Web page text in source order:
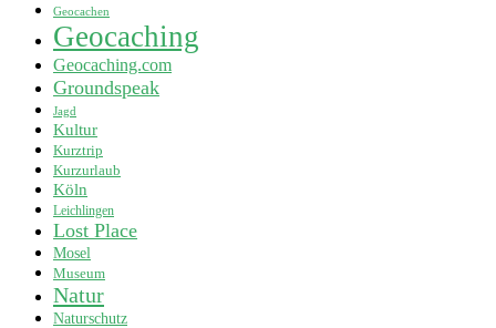
Geocachen
Geocaching
Geocaching.com
Groundspeak
Jagd
Kultur
Kurztrip
Kurzurlaub
Köln
Leichlingen
Lost Place
Mosel
Museum
Natur
Naturschutz